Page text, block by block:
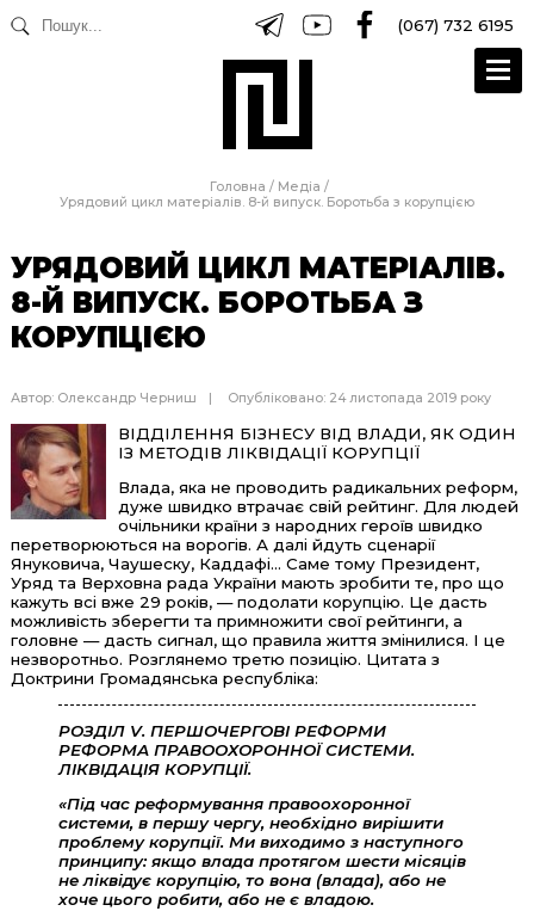
(067) 732 6195
Головна / Медіа /
Урядовий цикл матеріалів. 8-й випуск. Боротьба з корупцією
УРЯДОВИЙ ЦИКЛ МАТЕРІАЛІВ.
8-Й ВИПУСК. БОРОТЬБА З
КОРУПЦІЄЮ
Автор: Олександр Черниш Опубліковано: 24 листопада 2019 року
ВІДДІЛЕННЯ БІЗНЕСУ ВІД ВЛАДИ, ЯК ОДИН
ІЗ МЕТОДІВ ЛІКВІДАЦІЇ КОРУПЦІЇ
Влада, яка не проводить радикальних реформ,
дуже швидко втрачає свій рейтинг. Для людей
очільники країни з народних героїв швидко
перетворюються на ворогів. А далі йдуть сценарії
Януковича, Чаушеску, Каддафі... Саме тому Президент,
Уряд та Верховна рада України мають зробити те, про що
кажуть всі вже 29 років, — подолати корупцію. Це дасть
можливість зберегти та примножити свої рейтинги, а
головне — дасть сигнал, що правила життя змінилися. І це
незворотньо. Розглянемо третю позицію. Цитата з
Доктрини Громадянська республіка:
РОЗДІЛ V. ПЕРШОЧЕРГОВІ РЕФОРМИ
РЕФОРМА ПРАВООХОРОННОЇ СИСТЕМИ.
ЛІКВІДАЦІЯ КОРУПЦІЇ.
«Під час реформування правоохоронної
системи, в першу чергу, необхідно вирішити
проблему корупції. Ми виходимо з наступного
принципу: якщо влада протягом шести місяців
не ліквідує корупцію, то вона (влада), або не
хоче цього робити, або не є владою.